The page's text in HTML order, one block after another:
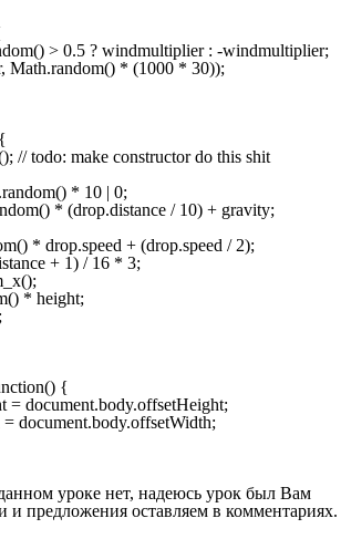
> 0.5 ? windmultiplier : -windmultiplier;
Math.random() * (1000 * 30));
// todo: make constructor do this shit
* 10 | 0;
* (drop.distance / 10) + gravity;
* drop.speed + (drop.speed / 2);
+ 1) / 16 * 3;
* height;
{
= document.body.offsetHeight;
document.body.offsetWidth;
уроке нет, надеюсь урок был Вам
и предложения оставляем в комментариях.